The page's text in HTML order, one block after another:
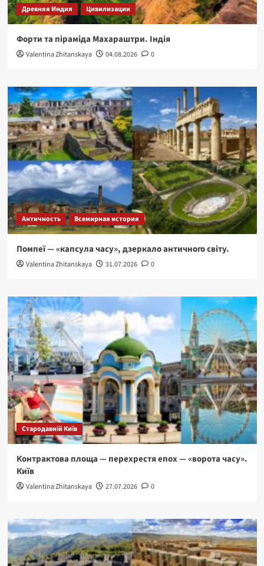
Древняя Индия Цивилизации
Форти та піраміда Махараштри. Індія
Valentina Zhitanskaya 04.08.2026 0
Античность Всемирная история
Помпеї — «капсула часу», дзеркало античного світу.
Valentina Zhitanskaya 31.07.2026 0
Стародавній Київ
Контрактова площа — перехрестя епох — «ворота часу».
Київ
Valentina Zhitanskaya 27.07.2026 0